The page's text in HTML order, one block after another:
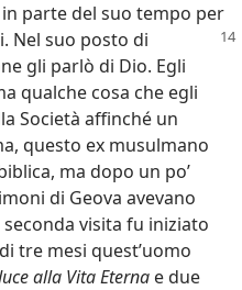
parte del suo tempo per
Nel suo posto di
gli parlò di Dio. Egli
qualche cosa che egli
Società affinché un
questo ex musulmano
ma dopo un po’
di Geova avevano
visita fu iniziato
tre mesi quest’uomo
alla Vita Eterna e due